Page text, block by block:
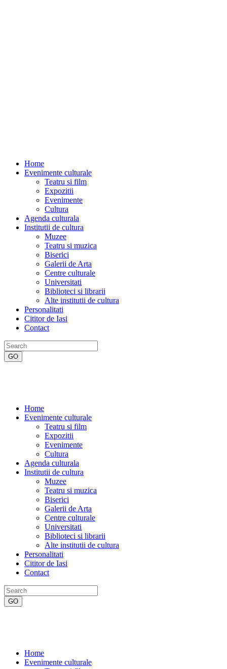
Home
Evenimente culturale
Teatru si film
Expozitii
Evenimente
Cultura
Agenda culturala
Institutii de cultura
Muzee
Teatru si muzica
Biserici
Galerii de Arta
Centre culturale
Universitati
Biblioteci si librarii
Alte institutii de cultura
Personalitati
Cititor de Iasi
Contact
Home
Evenimente culturale
Teatru si film
Expozitii
Evenimente
Cultura
Agenda culturala
Institutii de cultura
Muzee
Teatru si muzica
Biserici
Galerii de Arta
Centre culturale
Universitati
Biblioteci si librarii
Alte institutii de cultura
Personalitati
Cititor de Iasi
Contact
Home
Evenimente culturale